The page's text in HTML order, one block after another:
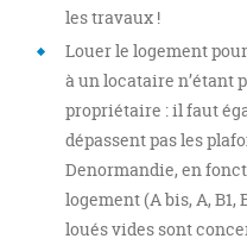
les travaux !
Louer le logement
à un locataire n’étant
propriétaire : il faut
dépassent pas les
Denormandie, en
logement (A bis, A, B1,
loués vides sont